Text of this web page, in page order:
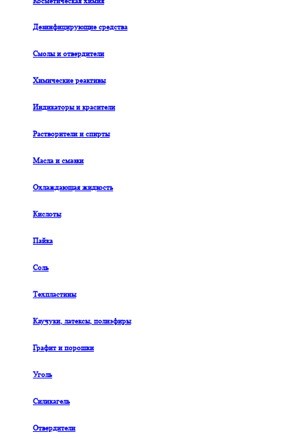
Дезинфицирующие средства
Смолы и отвердители
Химические реактивы
Индикаторы и красители
Растворители и спирты
Масла и смазки
Охлаждающая жидкость
Кислоты
Пайка
Соль
Техпластины
Каучуки, латексы, полиэфиры
Графит и порошки
Уголь
Силикагель
Отвердители